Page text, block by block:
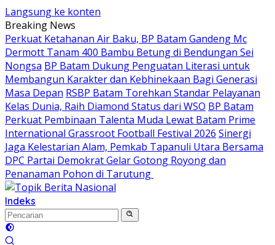
Langsung ke konten
Breaking News
Perkuat Ketahanan Air Baku, BP Batam Gandeng Mc
Dermott Tanam 400 Bambu Betung di Bendungan Sei
Nongsa BP Batam Dukung Penguatan Literasi untuk
Membangun Karakter dan Kebhinekaan Bagi Generasi
Masa Depan RSBP Batam Torehkan Standar Pelayanan
Kelas Dunia, Raih Diamond Status dari WSO BP Batam
Perkuat Pembinaan Talenta Muda Lewat Batam Prime
International Grassroot Football Festival 2026 Sinergi
Jaga Kelestarian Alam, Pemkab Tapanuli Utara Bersama
DPC Partai Demokrat Gelar Gotong Royong dan
Penanaman Pohon di Tarutung ‎
Indeks